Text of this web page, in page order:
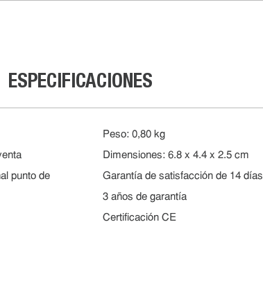
ESPECIFICACIONES
punto de
Peso: 0,80 kg
Dimensiones: 6.8 x 4.4 x 2.5 cm
Garantía de satisfacción de 14 días
3 años de garantía
Certificación CE